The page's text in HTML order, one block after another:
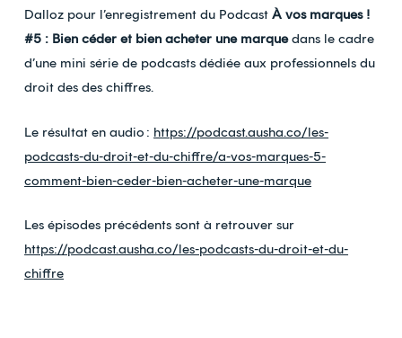
Dalloz pour l’enregistrement du Podcast À vos marques !
#5 : Bien céder et bien acheter une marquedans le cadre
d’une mini série de podcasts dédiée aux professionnels du
droit des des chiffres.
Le résultat en audio : https://podcast.ausha.co/les-
podcasts-du-droit-et-du-chiffre/a-vos-marques-5-
comment-bien-ceder-bien-acheter-une-marque
Les épisodes précédents sont à retrouver sur
https://podcast.ausha.co/les-podcasts-du-droit-et-du-
chiffre